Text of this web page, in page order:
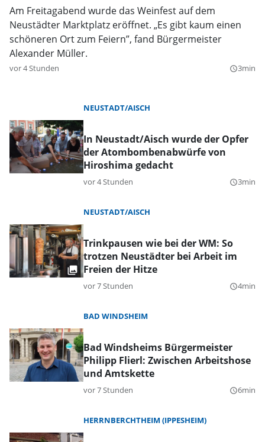
Am Freitagabend wurde das Weinfest auf dem
Neustädter Marktplatz eröffnet. „Es gibt kaum einen
schöneren Ort zum Feiern”, fand Bürgermeister
Alexander Müller.
vor 4 Stunden query_builder3min
NEUSTADT/AISCH
In Neustadt/Aisch wurde der Opfer
der Atombombenabwürfe von
Hiroshima gedacht
vor 4 Stunden query_builder3min
NEUSTADT/AISCH
Trinkpausen wie bei der WM: So
trotzen Neustädter bei Arbeit im
Freien der Hitze
vor 7 Stunden query_builder4min
BAD WINDSHEIM
Bad Windsheims Bürgermeister
Philipp Flierl: Zwischen Arbeitshose
und Amtskette
vor 7 Stunden query_builder6min
HERRNBERCHTHEIM (IPPESHEIM)